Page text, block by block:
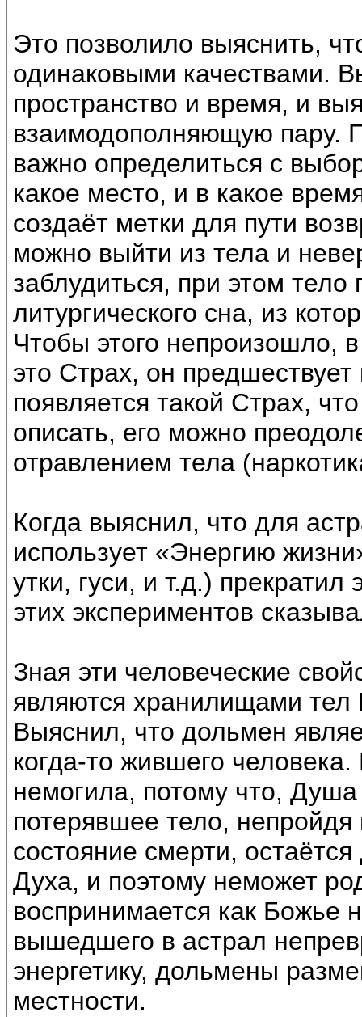
Это позволило выяснить,
одинаковыми качествами.
пространство и время, и
взаимодополняющую пару.
важно определиться с
какое место, и в какое
создаёт метки для пути
можно выйти из тела и
заблудиться, при этом тело
литургического сна, из
Чтобы этого непроизошло,
это Страх, он
появляется такой Страх,
описать, его можно
отравлением тела
Когда выяснил, что для
использует «Энергию
утки, гуси, и т.д.)
этих экспериментов
Зная эти человеческие
являются хранилищами
Выяснил, что дольмен
когда-то жившего
немогила, потому что,
потерявшее тело,
состояние смерти,
Духа, и поэтому неможет
воспринимается как Божье
вышедшего в астрал
энергетику, дольмены
местности.